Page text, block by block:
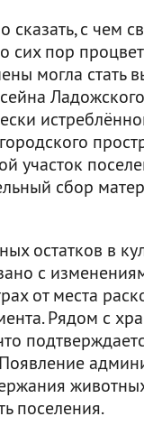
сказать, с чем
сих пор
могла стать
участок
сбор
остатков в
с
от места
Рядом с
поселения.